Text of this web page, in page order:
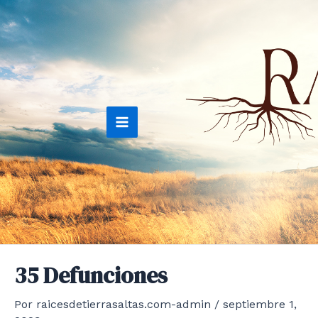
Ir
al
contenido
Main
Menu
35 Defunciones
Por raicesdetierrasaltas.com-admin / septiembre 1,